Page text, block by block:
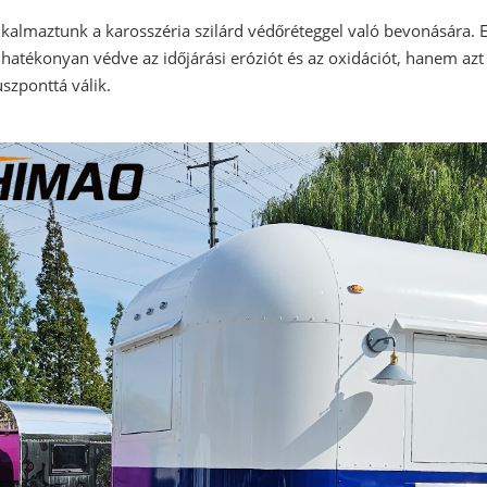
a karosszéria szilárd védőréteggel való bevonására.
védve az időjárási eróziót és az oxidációt, hanem
válik.